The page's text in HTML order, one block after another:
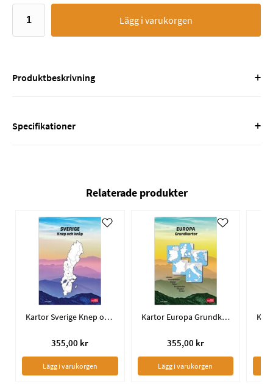
Lägg i varukorgen
Produktbeskrivning +
Specifikationer +
Relaterade produkter
Kartor Sverige Knep och knåp
355,00 kr
Lägg i varukorgen
Kartor Europa Grundkartor
355,00 kr
Lägg i varukorgen